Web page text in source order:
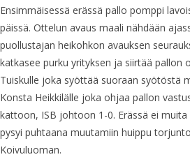
Ensimmäisessä erässä pallo pomppi
päissä. Ottelun avaus maali nähdään
puollustajan heikohkon avauksen
katkasee purku yrityksen ja siirtää pallon
Tuiskulle joka syöttää suoraan syötöstä
Konsta Heikkilälle joka ohjaa pallon
kattoon, ISB johtoon 1-0. Erässä ei
pysyi puhtaana muutamiin huippu
Koivuluoman.